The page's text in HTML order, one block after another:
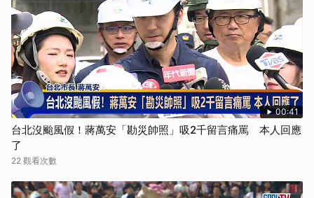
00:41
台北沒颱風假！蔣萬安「勘災帥照」吸2千留言痛罵 本人回應
了
22 觀看次數